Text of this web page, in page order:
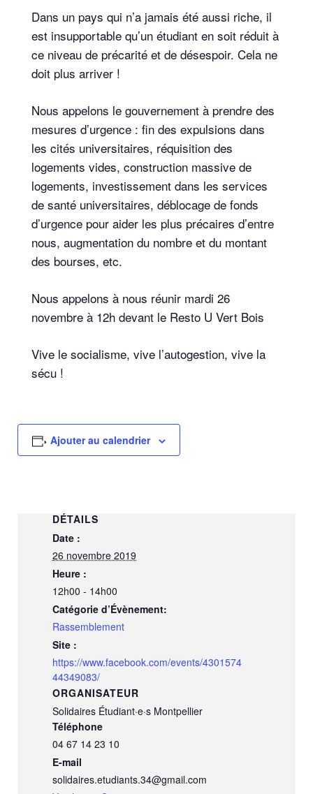
Dans un pays qui n’a jamais été aussi riche, il
est insupportable qu’un étudiant en soit réduit à
ce niveau de précarité et de désespoir. Cela ne
doit plus arriver !
Nous appelons le gouvernement à prendre des
mesures d’urgence : fin des expulsions dans
les cités universitaires, réquisition des
logements vides, construction massive de
logements, investissement dans les services
de santé universitaires, déblocage de fonds
d’urgence pour aider les plus précaires d’entre
nous, augmentation du nombre et du montant
des bourses, etc.
Nous appelons à nous réunir mardi 26
novembre à 12h devant le Resto U Vert Bois
Vive le socialisme, vive l’autogestion, vive la
sécu !
Ajouter au calendrier
DÉTAILS
Date :
26 novembre 2019
Heure :
12h00 - 14h00
Catégorie d’Évènement:
Rassemblement
Site :
https://www.facebook.com/events/4301574
44349083/
ORGANISATEUR
Solidaires Étudiant·e·s Montpellier
Téléphone
04 67 14 23 10
E-mail
solidaires.etudiants.34@gmail.com